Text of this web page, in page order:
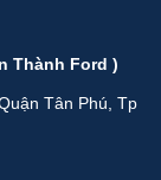
Thành Ford )
Tân Phú, Tp